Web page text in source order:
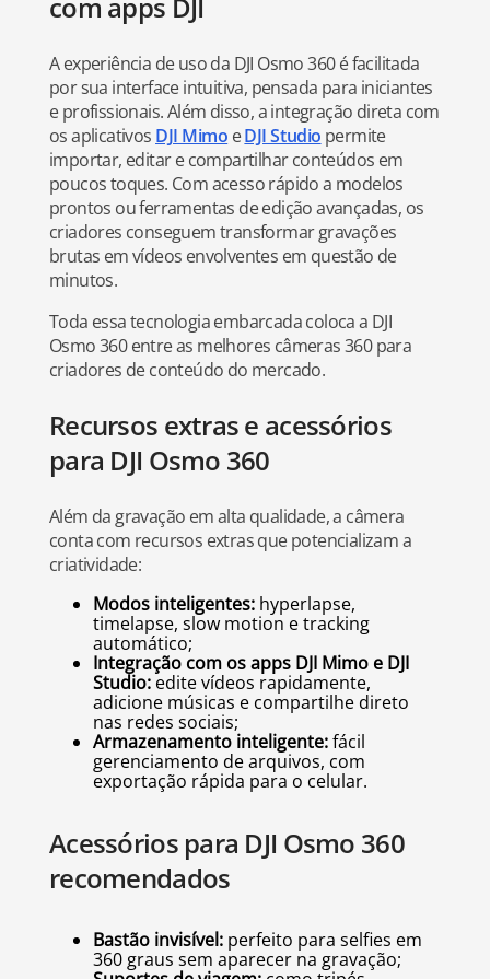
A experiência de uso da DJI Osmo 360 é facilitada
por sua interface intuitiva, pensada para iniciantes
e profissionais. Além disso, a integração direta com
os aplicativos DJI Mimo eDJI Studio permite
importar, editar e compartilhar conteúdos em
poucos toques. Com acesso rápido a modelos
prontos ou ferramentas de edição avançadas, os
criadores conseguem transformar gravações
brutas em vídeos envolventes em questão de
minutos.
Toda essa tecnologia embarcada coloca a DJI
Osmo 360 entre as melhores câmeras 360 para
criadores de conteúdo do mercado.
Recursos extras e acessórios
para DJI Osmo 360
Além da gravação em alta qualidade, a câmera
conta com recursos extras que potencializam a
criatividade:
Modos inteligentes: hyperlapse,
timelapse, slow motion e tracking
automático;
Integração com os apps DJI Mimo e DJI
Studio:edite vídeos rapidamente,
adicione músicas e compartilhe direto
nas redes sociais;
Armazenamento inteligente:fácil
gerenciamento de arquivos, com
exportação rápida para o celular.
Acessórios para DJI Osmo 360
recomendados
Bastão invisível: perfeito para selfies em
360 graus sem aparecer na gravação;